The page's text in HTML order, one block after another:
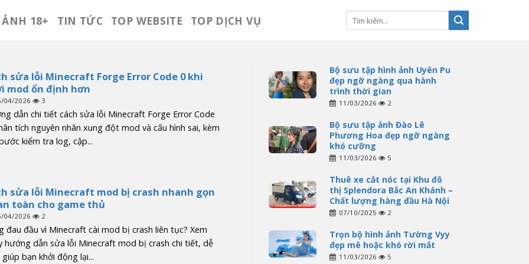
ẢNH 18+ TIN TỨC TOP WEBSITE TOP DỊCH VỤ
sửa lỗi Minecraft Forge Error Code 0 khi
mod ổn định hơn
04/2026 3
dẫn chi tiết cách sửa lỗi Minecraft Forge Error Code
tích nguyên nhân xung đột mod và cấu hình sai, kèm
kiểm tra log, cập...
sửa lỗi Minecraft mod bị crash nhanh gọn
toàn cho game thủ
04/2026 2
đau đầu vì Minecraft cài mod bị crash liên tục? Xem
hướng dẫn sửa lỗi Minecraft mod bị crash chi tiết, dễ
giúp bạn khởi động lại...
Bộ sưu tập hình ảnh Uyên Pu
đẹp ngỡ ngàng qua hành
trình thời gian
11/03/2026 2
Bộ sưu tập ảnh Đào Lê
Phương Hoa đẹp ngỡ ngàng
khó cưỡng
11/03/2026 5
Thuê xe cắt nóc tại Khu đô
thị Splendora Bắc An Khánh –
Chất lượng hàng đầu Hà Nội
07/10/2025 2
Trọn bộ hình ảnh Tường Vyy
đẹp mê hoặc khó rời mắt
11/03/2026 5